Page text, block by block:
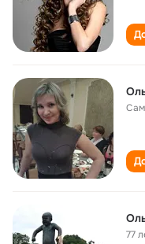
77